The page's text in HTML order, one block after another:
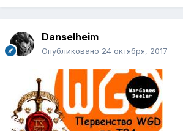
Danselheim
Опубликовано 24 октября, 2017